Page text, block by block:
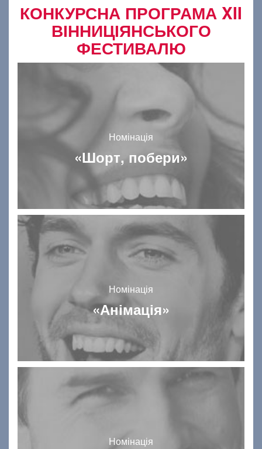
КОНКУРСНА ПРОГРАМА XII
ВІННИЦІЯНСЬКОГО
ФЕСТИВАЛЮ
Номінація
«Шорт, побери»
Номінація
«Анімація»
Номінація